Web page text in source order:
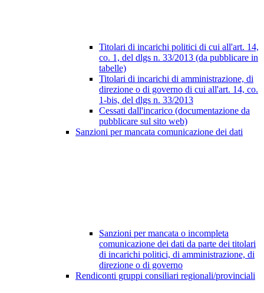
Titolari di incarichi politici di cui all'art. 14,
co. 1, del dlgs n. 33/2013 (da pubblicare in
tabelle)
Titolari di incarichi di amministrazione, di
direzione o di governo di cui all'art. 14, co.
1-bis, del dlgs n. 33/2013
Cessati dall'incarico (documentazione da
pubblicare sul sito web)
Sanzioni per mancata comunicazione dei dati
Sanzioni per mancata o incompleta
comunicazione dei dati da parte dei titolari
di incarichi politici, di amministrazione, di
direzione o di governo
Rendiconti gruppi consiliari regionali/provinciali